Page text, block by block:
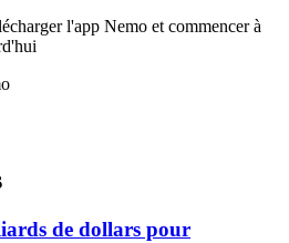
l'app Nemo et commencer à
de dollars pour